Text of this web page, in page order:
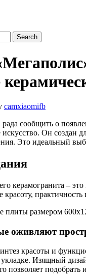
camxiaomifb
сообщить о
Он создан
Это идеальный
керамогранита –
красоту,
размером
оживляют
красоты и
укладке. Изящный
позволяет подобрать